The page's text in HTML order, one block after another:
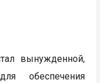
вынужденной,
обеспечения